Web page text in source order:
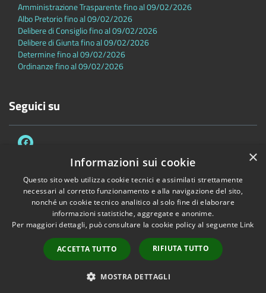
Amministrazione Trasparente fino al 09/02/2026
Albo Pretorio fino al 09/02/2026
Delibere di Consiglio fino al 09/02/2026
Delibere di Giunta fino al 09/02/2026
Determine fino al 09/02/2026
Ordinanze fino al 09/02/2026
Seguici su
Accessibilità Privacy Cookie
Mappa del sito
Dichiarazione di accessibilità
Copyright © 2026 • Comune di Sambuca Pistoiese • Powered by
Municipium•Accesso redazione
×
Informazioni sui cookie
Questo sito web utilizza cookie tecnici e assimilati strettamente
necessari al corretto funzionamento e alla navigazione del sito,
nonché un cookie tecnico analitico al solo fine di elaborare
informazioni statistiche, aggregate e anonime.
Per maggiori dettagli, può consultare la cookie policy al seguente Link
ACCETTA TUTTO RIFIUTA TUTTO
MOSTRA DETTAGLI